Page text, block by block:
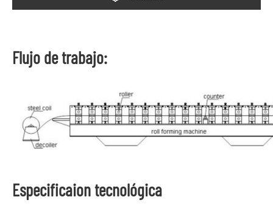
Flujo de trabajo:
Especificaion tecnológica